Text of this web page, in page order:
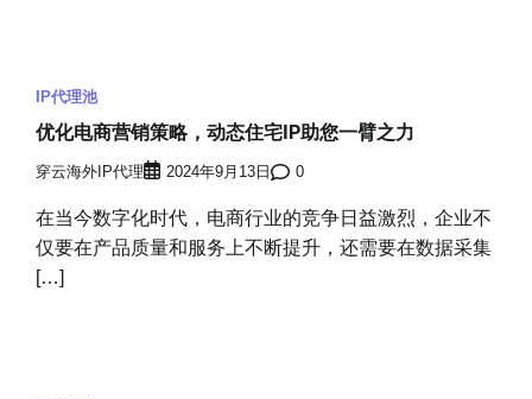
IP代理池
优化电商营销策略，动态住宅IP助您一臂之力
穿云海外IP代理 2024年9月13日 0
在当今数字化时代，电商行业的竞争日益激烈，企业不
仅要在产品质量和服务上不断提升，还需要在数据采集
[…]